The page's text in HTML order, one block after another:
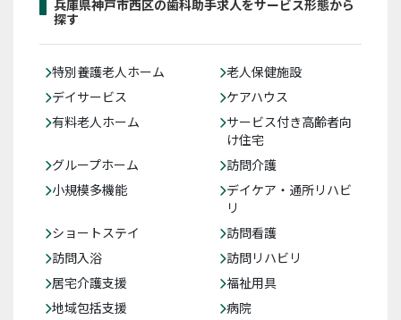
兵庫県神戸市西区の歯科助手求人をサービス形態から
探す
特別養護老人ホーム
老人保健施設
デイサービス
ケアハウス
有料老人ホーム
サービス付き高齢者向
け住宅
グループホーム
訪問介護
小規模多機能
デイケア・通所リハビ
リ
ショートステイ
訪問看護
訪問入浴
訪問リハビリ
居宅介護支援
福祉用具
地域包括支援
病院